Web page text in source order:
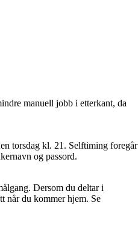
manuell jobb i etterkant, da
torsdag kl. 21. Selftiming foregår
og passord.
Dersom du deltar i
når du kommer hjem. Se